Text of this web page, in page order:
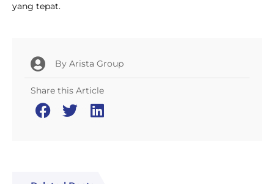
yang tepat.
By Arista Group
Share this Article